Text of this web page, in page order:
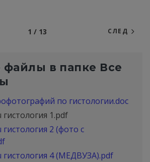
1 / 13 СЛЕД
файлы в папке Все
по гистологии.doc
1.pdf
2 (фото с
4 (МЕДВУЗА).pdf